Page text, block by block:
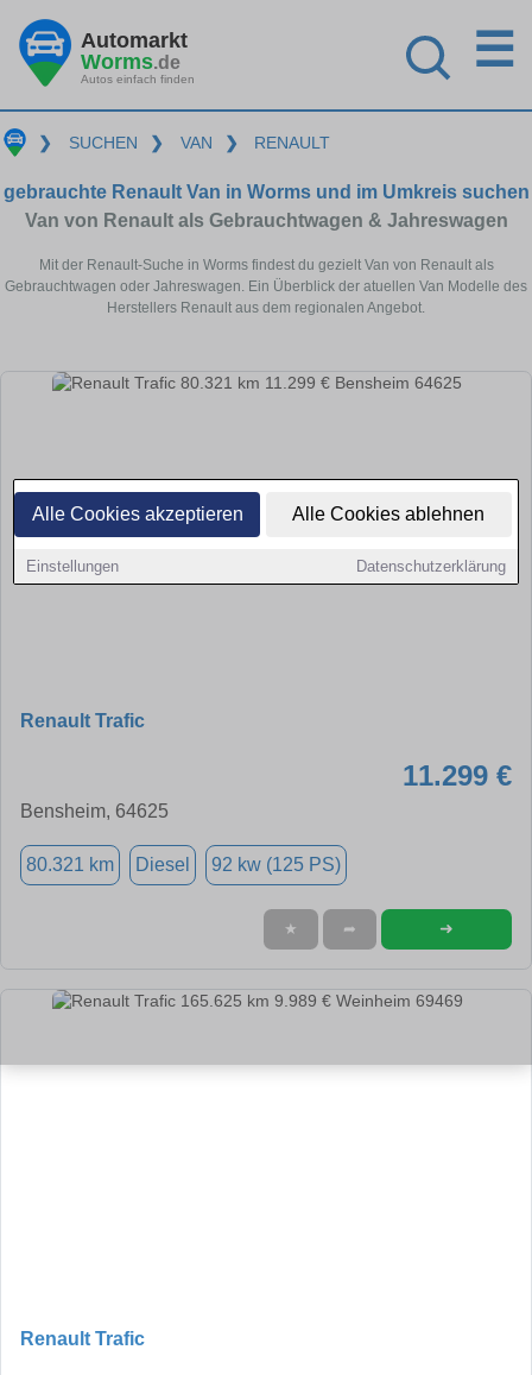
Alle Cookies akzeptieren Alle Cookies ablehnen
Einstellungen Datenschutzerklärung
Automarkt
Worms.de
Autos einfach finden
☰
❯ SUCHEN ❯ VAN ❯ RENAULT
gebrauchte Renault Van in Worms und im Umkreis suchen
Van von Renault als Gebrauchtwagen & Jahreswagen
Mit der Renault-Suche in Worms findest du gezielt Van von Renault als
Gebrauchtwagen oder Jahreswagen. Ein Überblick der atuellen Van Modelle des
Herstellers Renault aus dem regionalen Angebot.
Renault Trafic
11.299 €
Bensheim, 64625
80.321 km Diesel 92 kw (125 PS)
★ ➦ ➜
Renault Trafic